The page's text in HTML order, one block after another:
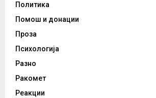
Политика
Помош и донации
Проза
Психологија
Разно
Ракомет
Реакции